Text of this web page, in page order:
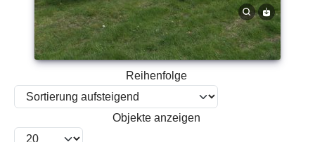
Reihenfolge
Objekte anzeigen